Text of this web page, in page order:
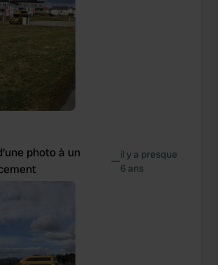
photo à un
—il y a presque
6 ans